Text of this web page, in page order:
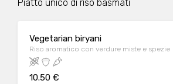
Piatto unico di riso basmati
Vegetarian biryani
Riso aromatico con verdure miste e spezie
10.50 €